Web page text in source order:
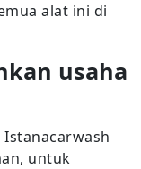
alat ini di
usaha
Istanacarwash
untuk